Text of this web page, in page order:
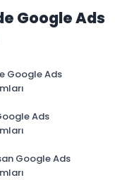
Google Ads
Google Ads
Ads
Google Ads